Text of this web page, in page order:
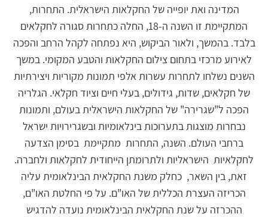
המדינה ואת יופייה של החקלאות הישראלית. התחרות,
המתקיימת זו השנה ה-18, החלה כתחרות סגורה לחקלאים
בלבד. בהמשך, ולאור הביקוש, היא נפתחה לקהל הרחב והפכה
לאירוע מרכזי בתחום צילום החקלאות והטבע המקומי. במשך
השנים נשלחו לתחרות עשרות אלפי תמונות מקוריות ויצירתיות
של חקלאים, שדות, גידולים, בעלי חיים וציוד חקלאי. הגלריה
הפכה ל"שגרירה" של החקלאות הישראלית בעולם, ותמונות
נבחרות מוצגות בתערוכות בינלאומיות ובשגרירויות ישראל
ברחבי העולם. השנה, התחרות מתקיימת בסימן הצדעה
לחקלאיות הישראליות ולתרומתן הייחודית לחקלאות ולחברה.
זאת, בין השאר, כחלק משנת החקלאית הבינלאומית עליה
הכריזה העצרת הכללית של האו"ם. על פי החלטת האו"ם,
ההכרזה על שנת החקלאית הבינלאומית נועדה להדגיש